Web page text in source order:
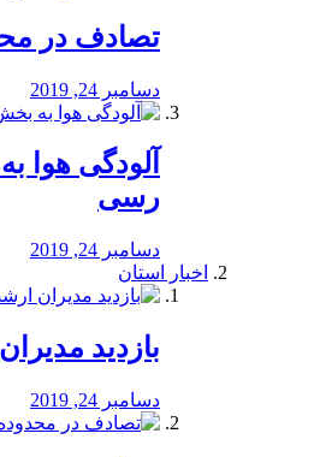
تصادف در
دسامبر 24, 2019
آلودگی هوا
رسی
دسامبر 24, 2019
اخبار استان
بازدید
دسامبر 24, 2019